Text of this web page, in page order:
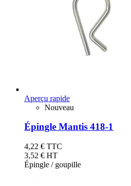
Aperçu rapide
Nouveau
Épingle Mantis 418-1
4,22 € TTC
3,52 € HT
Épingle / goupille